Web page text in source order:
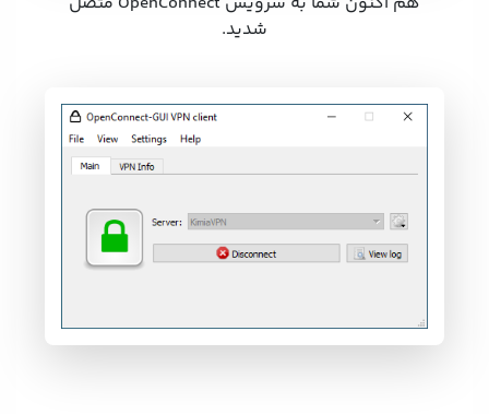
شدید.